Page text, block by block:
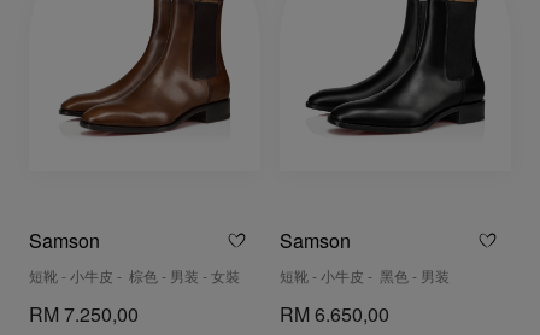
Samson
短靴 - 小牛皮 - 棕色 - 男装 - 女裝
RM 7.250,00
Samson
短靴 - 小牛皮 - 黑色 - 男装
RM 6.650,00